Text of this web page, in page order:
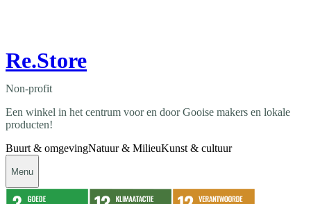
Re.Store
Non-profit
Een winkel in het centrum voor en door Gooise makers en lokale
producten!
Buurt & omgevingNatuur & MilieuKunst & cultuur
Menu